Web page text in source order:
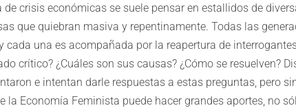
de crisis económicas se suele pensar en estallidos de
que quiebran masiva y repentinamente. Todas las
cada una es acompañada por la reapertura de
crítico? ¿Cuáles son sus causas? ¿Cómo se resuelven?
e intentan darle respuestas a estas preguntas, pero
la Economía Feminista puede hacer grandes aportes, no